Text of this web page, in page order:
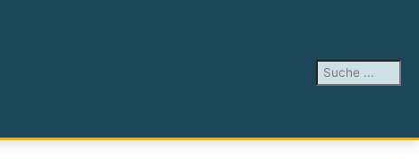
Suchen ...